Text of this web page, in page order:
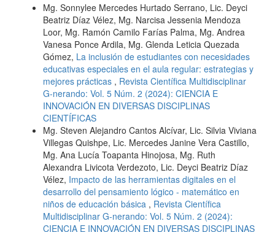
Mg. Sonnylee Mercedes Hurtado Serrano, Lic. Deyci
Beatriz Díaz Vélez, Mg. Narcisa Jessenia Mendoza
Loor, Mg. Ramón Camilo Farías Palma, Mg. Andrea
Vanesa Ponce Ardila, Mg. Glenda Leticia Quezada
Gómez, La inclusión de estudiantes con necesidades
educativas especiales en el aula regular: estrategias y
mejores prácticas , Revista Científica Multidisciplinar
G-nerando: Vol. 5 Núm. 2 (2024): CIENCIA E
INNOVACIÓN EN DIVERSAS DISCIPLINAS
CIENTÍFICAS
Mg. Steven Alejandro Cantos Alcívar, Lic. Silvia Viviana
Villegas Quishpe, Lic. Mercedes Janine Vera Castillo,
Mg. Ana Lucía Toapanta Hinojosa, Mg. Ruth
Alexandra Livicota Verdezoto, Lic. Deyci Beatriz Díaz
Vélez, Impacto de las herramientas digitales en el
desarrollo del pensamiento lógico - matemático en
niños de educación básica , Revista Científica
Multidisciplinar G-nerando: Vol. 5 Núm. 2 (2024):
CIENCIA E INNOVACIÓN EN DIVERSAS DISCIPLINAS